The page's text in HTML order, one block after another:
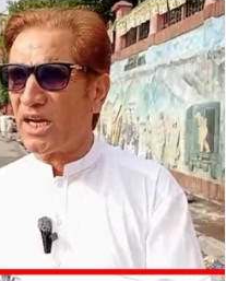
مظفرآباد
کے
شہریوں
نے
کالعدم
ایکشن
کمیٹی
کی
کال
کو